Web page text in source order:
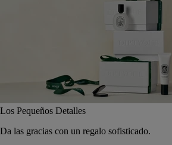
Los Pequeños Detalles
Da las gracias con un regalo sofisticado.